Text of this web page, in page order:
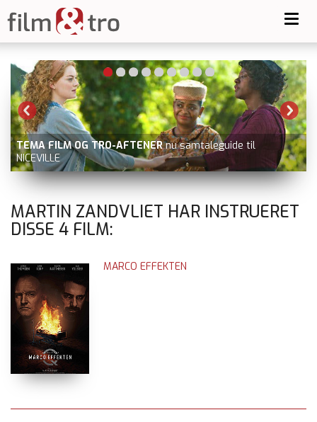
TEMA FILM OG TRO-AFTENER nu samtaleguide til
NICEVILLE
MARTIN ZANDVLIET HAR INSTRUERET
DISSE 4 FILM:
MARCO EFFEKTEN